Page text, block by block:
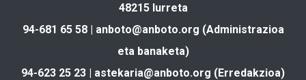
48215 Iurreta
94-681 65 58 | anboto@anboto.org (Administrazioa
eta banaketa)
94-623 25 23 | astekaria@anboto.org (Erredakzioa)